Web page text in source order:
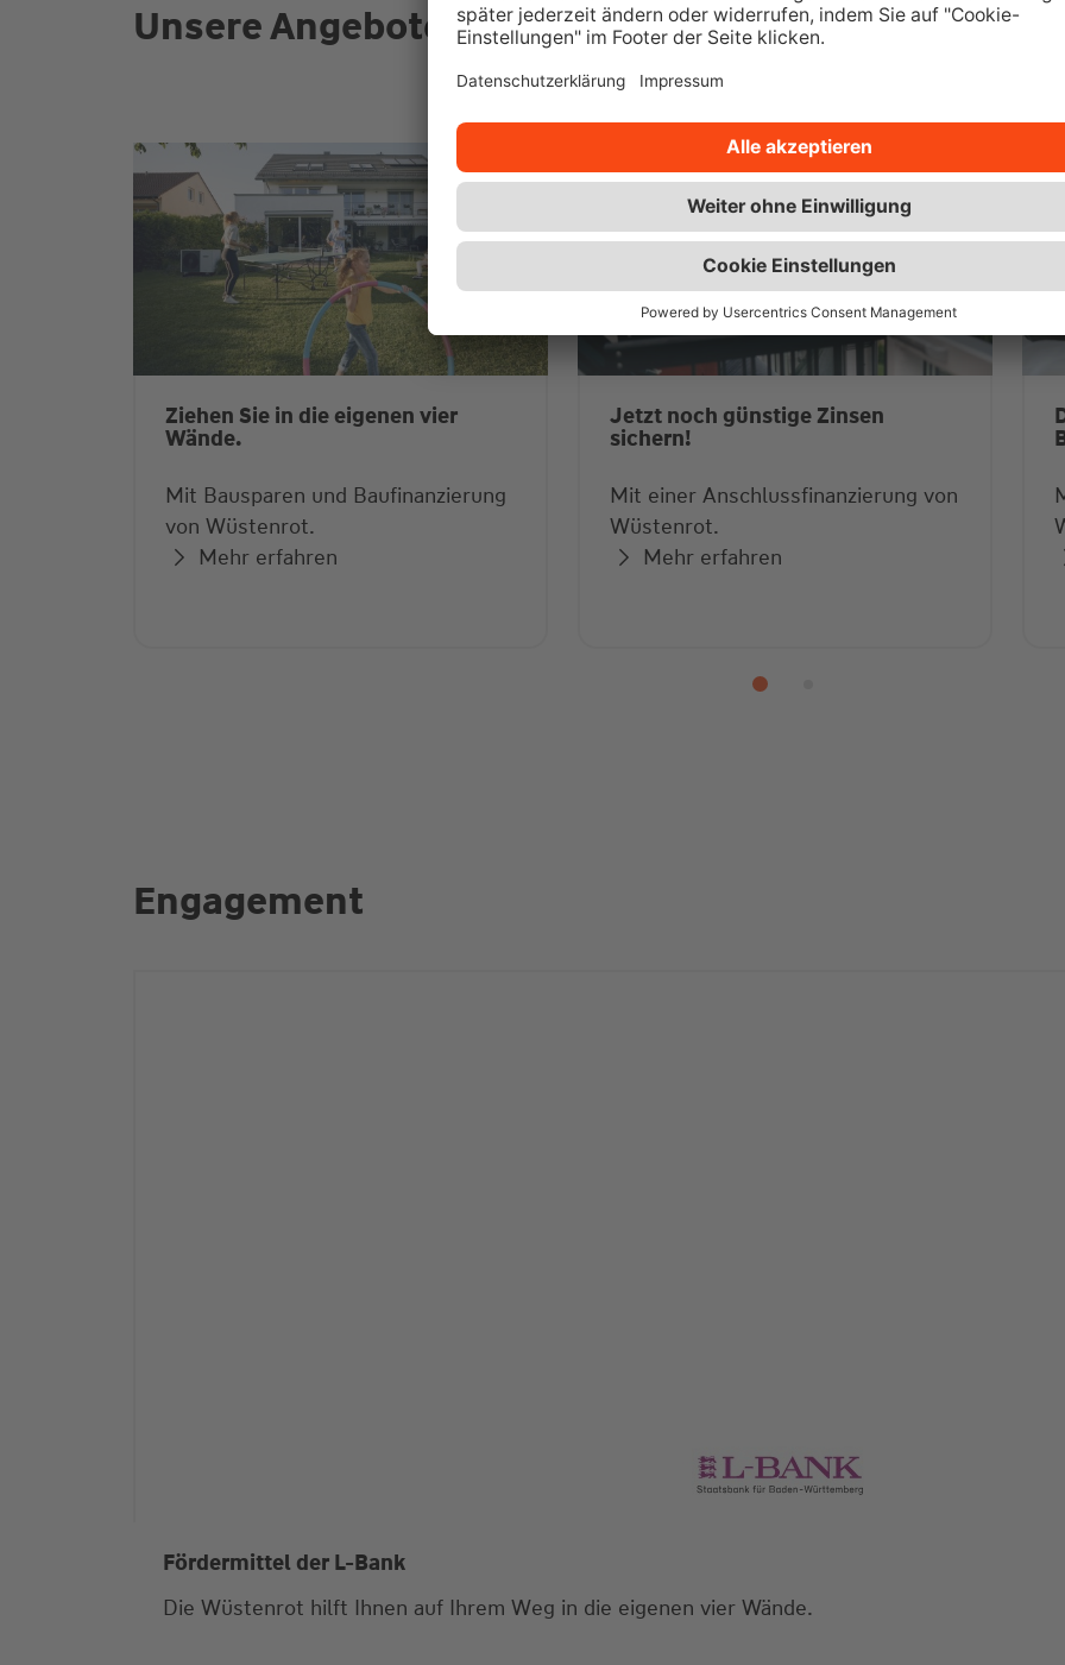
Unsere Angebote für Sie
Ziehen Sie in die eigenen vier
Wände.
Mit Bausparen und Baufinanzierung
von Wüstenrot.
Mehr erfahren
Jetzt noch günstige Zinsen
sichern!
Mit einer Anschlussfinanzierung von
Wüstenrot.
Mehr erfahren
Engagement
Fördermittel der L-Bank
Die Wüstenrot hilft Ihnen auf Ihrem Weg in die eigenen vier Wände.